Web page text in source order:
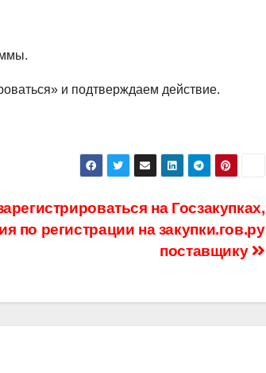
и подтверждаем действие.
на Госзакупках,
по регистрации на закупки.гов.ру
поставщику